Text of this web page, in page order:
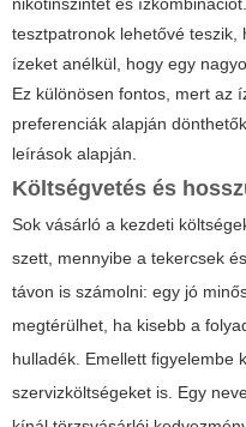
tesztpatronok lehetővé teszik,
ízeket anélkül, hogy egy
Ez különösen fontos, mert az
preferenciák alapján
leírások alapján.
Költségvetés és
Sok vásárló a kezdeti
szett, mennyibe a tekercsek
távon is számolni: egy jó
megtérülhet, ha kisebb a
hulladék. Emellett figyelembe
szervizköltségeket is. Egy